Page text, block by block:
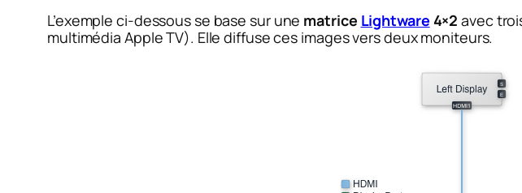
L’exemple ci-dessous se base sur une matrice Lightware 4×2 avec
multimédia Apple TV). Elle diffuse ces images vers deux moniteurs.